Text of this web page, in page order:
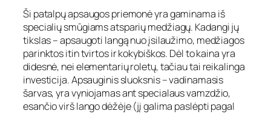
Ši patalpų apsaugos priemonė yra gaminama iš
specialių smūgiams atsparių medžiagų. Kadangi jų
tikslas – apsaugoti langą nuo įsilaužimo, medžiagos
parinktos itin tvirtos ir kokybiškos. Dėl to kaina yra
didesnė, nei elementarių roletų, tačiau tai reikalinga
investicija. Apsauginis sluoksnis – vadinamasis
šarvas, yra vyniojamas ant specialaus vamzdžio,
esančio virš lango dėžėje (jį galima paslėpti pagal